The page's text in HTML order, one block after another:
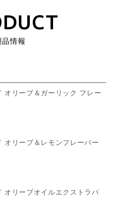
品情報
オリーブ＆ガーリック フレー
オリーブ＆レモンフレーバー
オリーブオイルエクストラバ